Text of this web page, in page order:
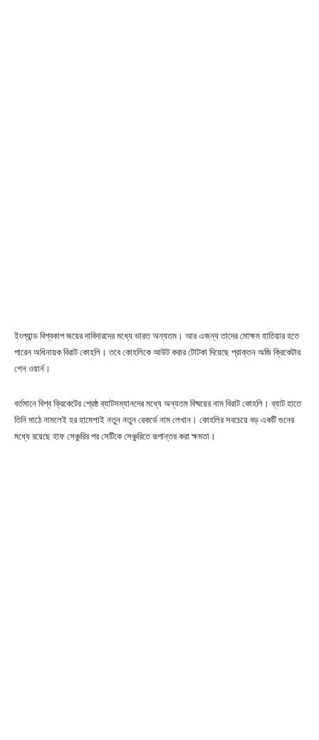
ইংল্যান্ড বিশ্বকাপ জয়ের দাবিদারদের মধ্যে ভারত অন্যতম। আর এজন্য তাদের মোক্ষম হাতিয়ার হতে
পারেন অধিনায়ক বিরাট কোহলি। তবে কোহলিকে আউট করার টোটকা দিয়েছে প্রাক্তন অজি ক্রিকেটার
শেন ওয়ার্ন।
বর্তমানে বিশ্ব ক্রিকেটের শ্রেষ্ঠ ব্যাটসম্যানদের মধ্যে অন্যতম বিষ্ময়ের নাম বিরাট কোহলি। ব্যাট হাতে
তিনি মাঠে নামলেই হর হামেশাই নতুন নতুন রেকর্ডে নাম লেখান। কোহলির সবচেয়ে বড় একটি গুনের
মধ্যে রয়েছে হাফ সেঞ্চুরির পর সেটিকে সেঞ্চুরিতে রূপান্তর করা ক্ষমতা।